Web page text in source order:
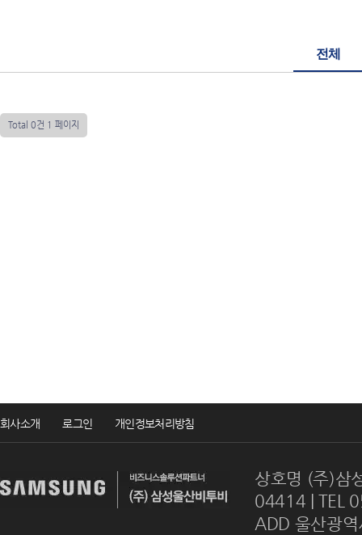
전체
Total 0건 1 페이지
회사소개 로그인 개인정보처리방침
상호명 (주)삼
04414 | TEL
ADD 울산광